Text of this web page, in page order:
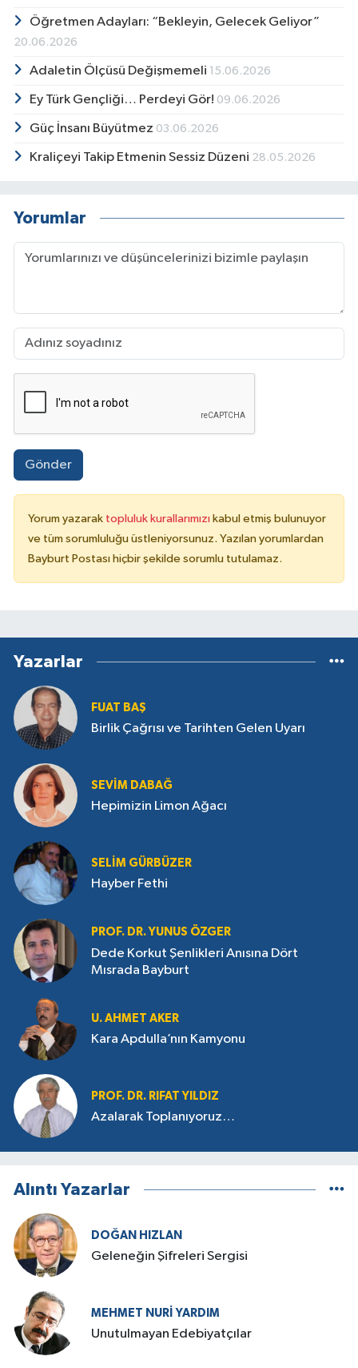
Öğretmen Adayları: “Bekleyin, Gelecek Geliyor”
20.06.2026
Adaletin Ölçüsü Değişmemeli 15.06.2026
Ey Türk Gençliği… Perdeyi Gör! 09.06.2026
Güç İnsanı Büyütmez 03.06.2026
Kraliçeyi Takip Etmenin Sessiz Düzeni 28.05.2026
Yorumlar
Gönder
Yorum yazarak topluluk kurallarımızı kabul etmiş bulunuyor
ve tüm sorumluluğu üstleniyorsunuz. Yazılan yorumlardan
Bayburt Postası hiçbir şekilde sorumlu tutulamaz.
Yazarlar
FUAT BAŞ
Birlik Çağrısı ve Tarihten Gelen Uyarı
SEVIM DABAĞ
Hepimizin Limon Ağacı
SELIM GÜRBÜZER
Hayber Fethi
PROF. DR. YUNUS ÖZGER
Dede Korkut Şenlikleri Anısına Dört
Mısrada Bayburt
U. AHMET AKER
Kara Apdulla’nın Kamyonu
PROF. DR. RIFAT YILDIZ
Azalarak Toplanıyoruz…
Alıntı Yazarlar
DOĞAN HIZLAN
Geleneğin Şifreleri Sergisi
MEHMET NURI YARDIM
​Unutulmayan Edebiyatçılar